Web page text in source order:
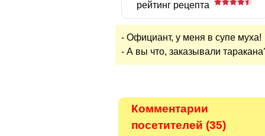
рейтинг рецепта
- Официант, у меня в супе муха!
- А вы что, заказывали
Комментарии
посетителей (35)